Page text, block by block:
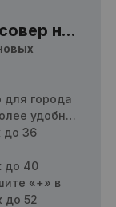
на
для города
удобных
до 36
до 40
до 52
«+» в